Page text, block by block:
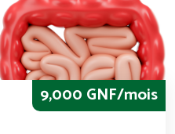
9,000 GNF/mois